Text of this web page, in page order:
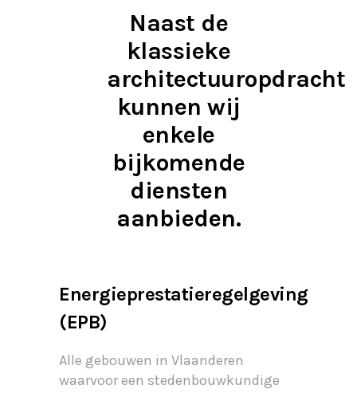
Naast de
klassieke
architectuuropdracht
kunnen wij
enkele
bijkomende
diensten
aanbieden.
Energieprestatieregelgeving
(EPB)
Alle gebouwen in Vlaanderen
waarvoor een stedenbouwkundige